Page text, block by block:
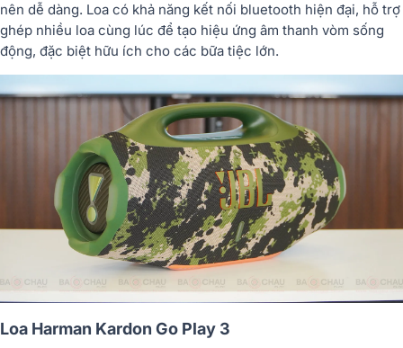
nên dễ dàng. Loa có khả năng kết nối bluetooth hiện đại, hỗ trợ
ghép nhiều loa cùng lúc để tạo hiệu ứng âm thanh vòm sống
động, đặc biệt hữu ích cho các bữa tiệc lớn.
Loa Harman Kardon Go Play 3